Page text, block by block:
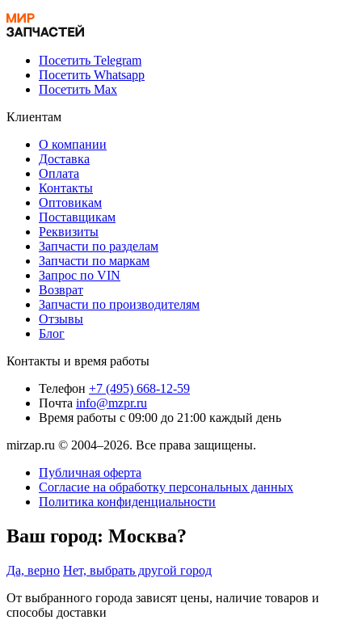
Посетить Telegram
Посетить Whatsapp
Посетить Max
Клиентам
О компании
Доставка
Оплата
Контакты
Оптовикам
Поставщикам
Реквизиты
Запчасти по разделам
Запчасти по маркам
Запрос по VIN
Возврат
Запчасти по производителям
Отзывы
Блог
Контакты и время работы
Телефон +7 (495) 668-12-59
Почта info@mzpr.ru
Время работы с 09:00 до 21:00 каждый день
mirzap.ru © 2004–2026. Все права защищены.
Публичная оферта
Согласие на обработку персональных данных
Политика конфиденциальности
Ваш город: Москва?
Да, верно Нет, выбрать другой город
От выбранного города зависят цены, наличие товаров и
способы доставки